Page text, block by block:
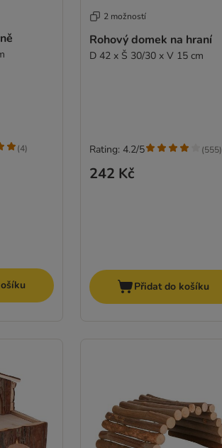
(4)
2 možností
Rohový domek na hraní
D 42 x Š 30/30 x V 15 cm
242 Kč
Rating: 4.2/5 (555)
Přidat do košíku